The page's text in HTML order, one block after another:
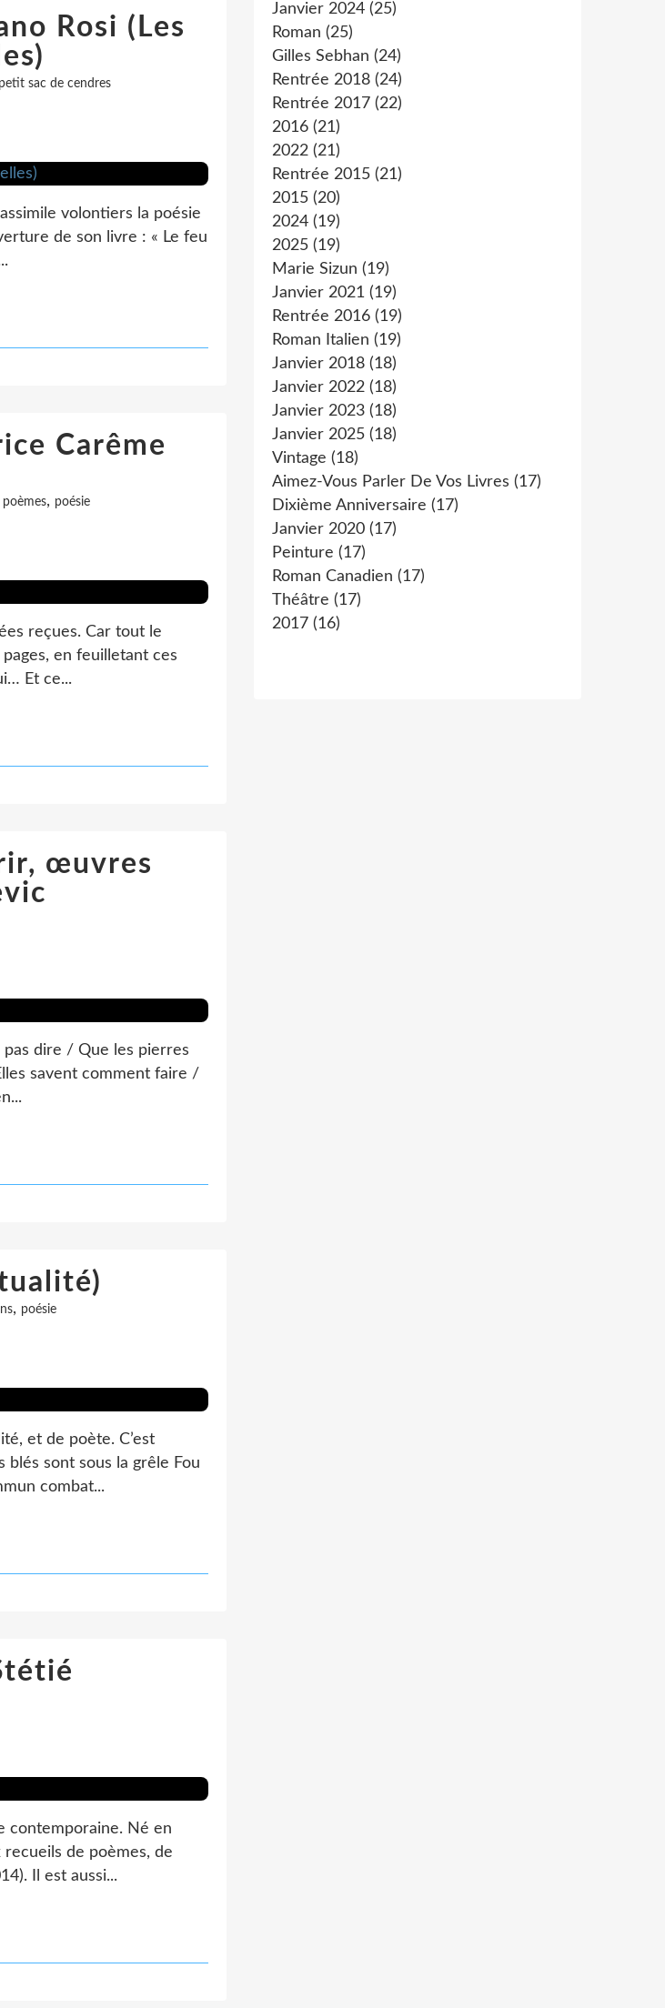
Rosi (Les
sac de cendres
volontiers la poésie
de son livre : « Le feu
Carême
, poésie
reçues. Car tout le
en feuilletant ces
Et ce...
œuvres
dire / Que les pierres
savent comment faire /
, poésie
et de poète. C’est
blés sont sous la grêle Fou
combat...
contemporaine. Né en
de poèmes, de
Il est aussi...
Janvier 2024 (25)
Roman (25)
Gilles Sebhan (24)
Rentrée 2018 (24)
Rentrée 2017 (22)
2016 (21)
2022 (21)
Rentrée 2015 (21)
2015 (20)
2024 (19)
2025 (19)
Marie Sizun (19)
Janvier 2021 (19)
Rentrée 2016 (19)
Roman Italien (19)
Janvier 2018 (18)
Janvier 2022 (18)
Janvier 2023 (18)
Janvier 2025 (18)
Vintage (18)
Aimez-Vous Parler De Vos Livres (17)
Dixième Anniversaire (17)
Janvier 2020 (17)
Peinture (17)
Roman Canadien (17)
Théâtre (17)
2017 (16)